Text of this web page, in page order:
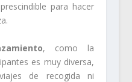
para hacer
, como la
es muy diversa,
de recogida ni